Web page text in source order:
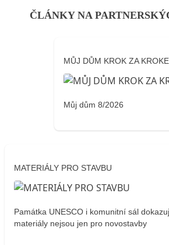
ČLÁNKY NA
MŮJ DŮM KROK ZA
Můj dům 8/2026
MATERIÁLY PRO STAVBU
Památka UNESCO i komunitní sál
materiály nejsou jen pro novostavby